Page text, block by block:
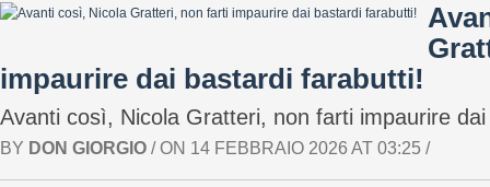
impaurire dai bastardi farabutti!
Avanti così, Nicola Gratteri, non farti impaurire
BY DON GIORGIO / ON 14 FEBBRAIO 2026 AT 03:25 /